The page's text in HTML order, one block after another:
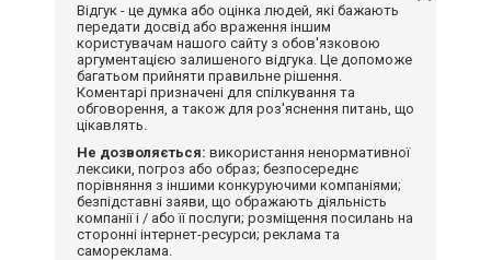
Відгук - це думка або оцінка людей, які бажають
передати досвід або враження іншим
користувачам нашого сайту з обов'язковою
аргументацією залишеного відгука. Це допоможе
багатьом прийняти правильне рішення.
Коментарі призначені для спілкування та
обговорення, а також для роз'яснення питань, що
цікавлять.
Не дозволяється: використання ненормативної
лексики, погроз або образ; безпосереднє
порівняння з іншими конкуруючими компаніями;
безпідставні заяви, що ображають діяльність
компанії і / або її послуги; розміщення посилань на
сторонні інтернет-ресурси; реклама та
самореклама.